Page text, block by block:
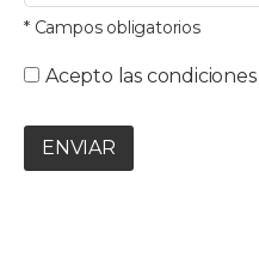
* Campos obligatorios
Acepto las
ENVIAR